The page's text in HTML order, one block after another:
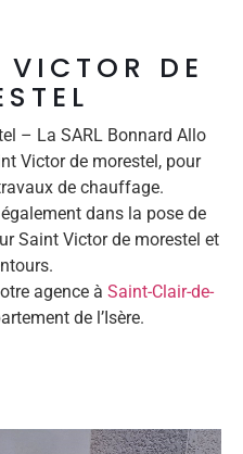
DE
– La SARL Bonnard Allo
Victor de morestel, pour
de chauffage.
dans la pose de
Saint Victor de morestel et
agence à Saint-Clair-de-
de l’Isère.